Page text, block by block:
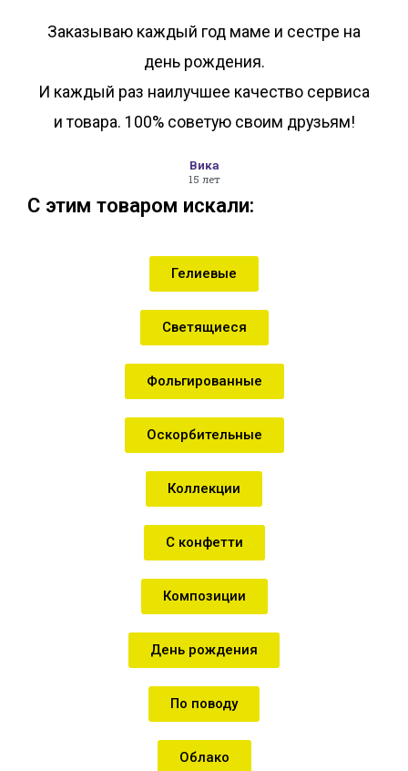
Заказываю каждый год маме и сестре на
день рождения.
И каждый раз наилучшее качество сервиса
и товара. 100% советую своим друзьям!
Вика
15 лет
С этим товаром искали:
Гелиевые
Светящиеся
Фольгированные
Оскорбительные
Коллекции
С конфетти
Композиции
День рождения
По поводу
Облако